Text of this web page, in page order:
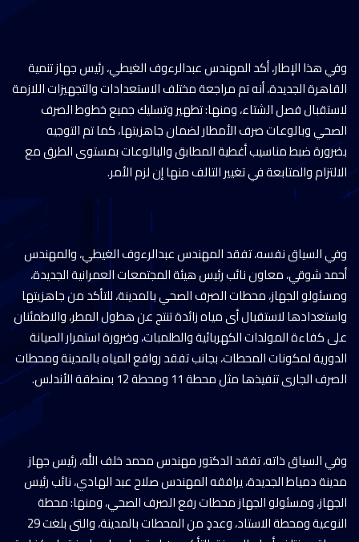
وفي هذا الإطار، أكد المهندس عبدالرءوف الغيطي، رئيس جهاز تنمية
القاهرة الجديدة، أنه تم مراجعة مختلف الاستعدادات والتجهيزات اللازمة
لاستقبال فصل الشتاء، ومنها: تطهير وتسليك جميع خطوط الصرف
الصحي وبالوعات صرف الأمطار لضمان جاهزيتها، كما تم التوجيه
بضرورة ضبط مناسيب أغطية المطابق والبالوعات بمستوى الطرق مع
الالتزام والمتابعة في تغيير التالف منها إن لزم الأمر.
وفي السياق نفسه، تفقد المهندس عبدالرءوف الغيطي، والمهندس
أحمد شوقي، معاون نائب رئيس هيئة المجتمعات العمرانية الجديدة،
ومسئولو الجهاز، محطات الصرف الصحي بالمدينة، للتأكد من جاهزيتها
واستعدادها لاستقبال أى مياه زائدة تنتج عن هطول المطر، والاطمئنان
على كفاءة المولدات الكهربائية والطلمبات، وضرورة استمرار الصيانة
الدورية لمكونات المحطات، بجانب تفقد روافع المياه بالمدينة ومحطات
الصرف الجارى تنفيذها مثل محطة 11 ومحطة 12 بمنطقة الأندلس.
وفي السياق ذاته، تفقد الدكتور مهندس محمد خلف الله، رئيس جهاز
مدينة دمياط الجديدة، يرافقه المهندس صلاح عبد الهادي، نائب رئيس
الجهاز، ومسئولو الجهاز محطات رفع الصرف الصحي، ومنها: محطة
النوعية ومحطة الاستاد، وعددٍ من المحطات بالمدينة، والتى بلغت 29